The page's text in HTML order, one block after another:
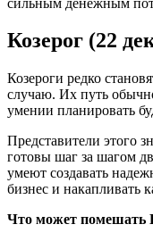
Козерог (22
Козероги редко
случаю. Их путь
умении планировать
Представители этого
готовы шаг за шагом
умеют создавать
бизнес и накапливать
Что может помешать